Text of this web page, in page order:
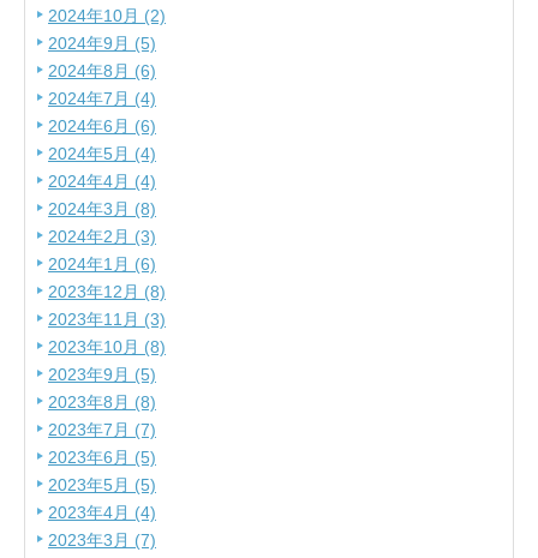
2024年10月 (2)
2024年9月 (5)
2024年8月 (6)
2024年7月 (4)
2024年6月 (6)
2024年5月 (4)
2024年4月 (4)
2024年3月 (8)
2024年2月 (3)
2024年1月 (6)
2023年12月 (8)
2023年11月 (3)
2023年10月 (8)
2023年9月 (5)
2023年8月 (8)
2023年7月 (7)
2023年6月 (5)
2023年5月 (5)
2023年4月 (4)
2023年3月 (7)